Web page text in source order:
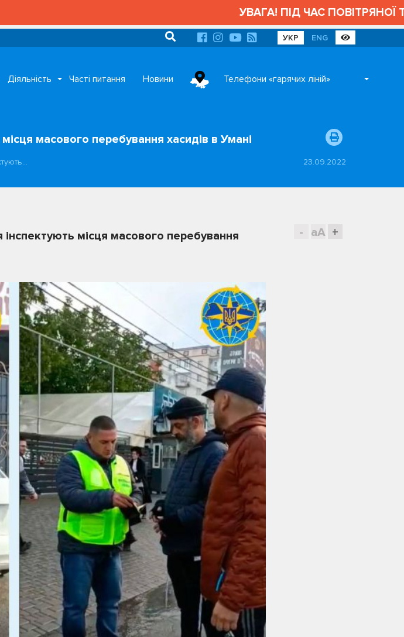
УВАГА! ПІД ЧАС ПОВІТРЯНОЇ
УКР ENG
Діяльність Часті питання Новини Телефони «гарячих ліній»
масового перебування хасидів в Умані
23.09.2022
- aA +
інспектують місця масового перебування